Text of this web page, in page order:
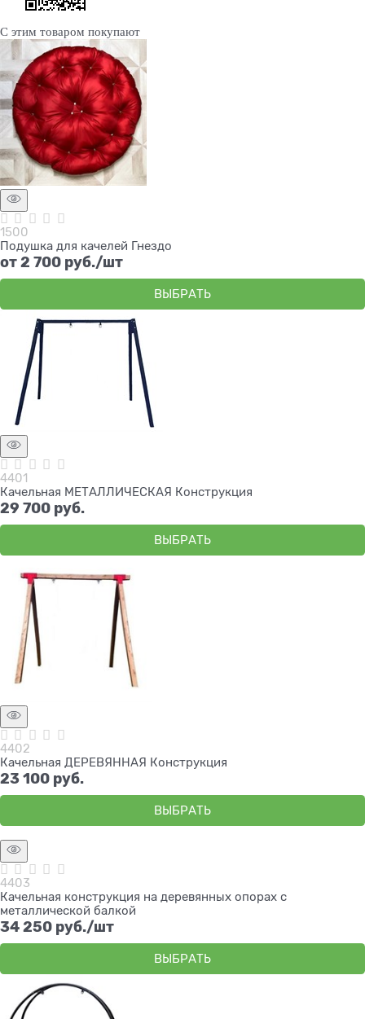
С этим товаром покупают
1500
Подушка для качелей Гнездо
от2 700 руб./шт
ВЫБРАТЬ
4401
Качельная МЕТАЛЛИЧЕСКАЯ Конструкция
29 700 руб.
ВЫБРАТЬ
4402
Качельная ДЕРЕВЯННАЯ Конструкция
23 100 руб.
ВЫБРАТЬ
4403
Качельная конструкция на деревянных опорах с
металлической балкой
34 250 руб./шт
ВЫБРАТЬ